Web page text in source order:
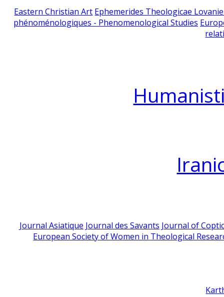
Eastern Christian Art Ephemerides Theologicae
phénoménologiques - Phenomenological Studies
Journal Asiatique Journal des Savants Journal of
European Society of Women in Theological